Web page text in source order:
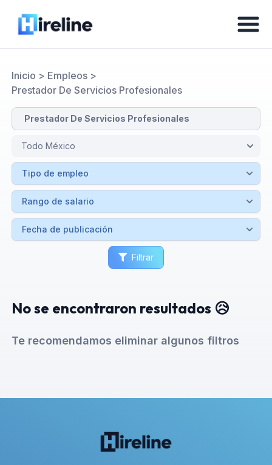
Inicio > Empleos>
Prestador De Servicios Profesionales
Filtrar
No se encontraron resultados 😥
Te recomendamos eliminar algunos filtros